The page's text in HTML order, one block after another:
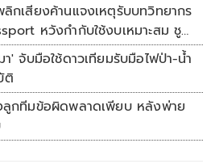
กเสียงค้านแจงเหตุรับบทวิทยากร
หวังกำกับใช้งบเหมาะสม ชู
ยได้ใช้ AI ระดับโปร ลดเหลื่อมล้ำ
ลยี เซฟงบไปกว่า900ล้าน เชื่อหาก
ชนขาดทุนย่อยยับ
า' จับมือใช้ดาวเทียมรับมือไฟป่า-น้ำ
ติ
ลูกทีมข้อผิดพลาดเพียบ หลังพ่าย